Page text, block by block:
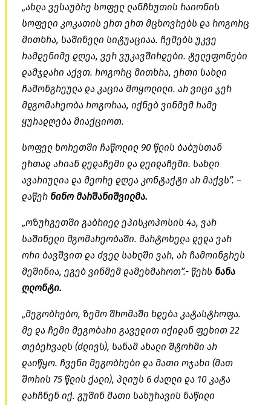
„ახლა ვესაუბრე სოფელ ლანჩხუთის რაიონის
სოფელი კოკათის ერთ ერთ მცხოვრებს და როგორც
მითხრა, საშინელი სიტუაციაა. ჩემებს უკვე
რამდენიმე დღეა, ვერ ვუკავშირდები. ტელეფონები
დამჯდარი აქვთ. როგორც მითხრა, ერთი სახლი
ჩამონგრეულა და კაცია მოყოლილი. არ ვიცი ჯერ
მდგომარეობა როგორაა, იქნებ ვინმემ რამე
ყურადღება მიაქციოთ.
სოფელ ხორეთში ჩაწოლილ 90 წლის ბაბუსთან
ერთად არიან დედაჩემი და დეიდაჩემი. სახლი
ავარიულია და მეორე დღეა კონტაქტი არ მაქვს”. –
დაწერ ნინო მარშანიშვილმა.
„ოზურგეთში გაბრიელ ეპისკოპოსის 4ა, ვარ
საშინელი მგომარეობაში. მარტოხელა დედა ვარ
ორი ბავშვით და ძველ სახლში ვარ, არ ჩამოინგრეს
მეშინია, ეგებ ვინმემ დამეხმაროთ”.- წერს ნანა
ღლონტი.
„მეგობრებო, ზემო შრომაში ხდება კატასტროფა.
მე და ჩემი მეგობარი გავედით იქიდან ფეხით 22
თებერვალს (ძლივს), სანამ ახალი შტორმი არ
დაიწყო. ჩვენი მეგობრები და მათი ოჯახი (მათ
შორის 75 წლის ქალი), პლიუს 6 ძაღლი და 10 კატა
დარჩნენ იქ. გუშინ მათი სახურავის ნაწილი